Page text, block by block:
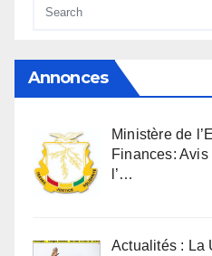
Annonces
Ministère de
Finances: Avis
l’…
Actualités : La